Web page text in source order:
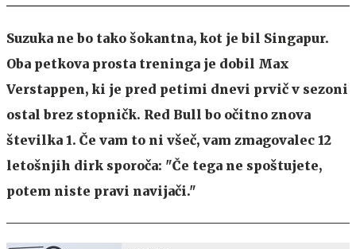
Suzuka ne bo tako šokantna, kot je bil Singapur.
Oba petkova prosta treninga je dobil Max
Verstappen, ki je pred petimi dnevi prvič v sezoni
ostal brez stopničk. Red Bull bo očitno znova
številka 1. Če vam to ni všeč, vam zmagovalec 12
letošnjih dirk sporoča: "Če tega ne spoštujete,
potem niste pravi navijači."